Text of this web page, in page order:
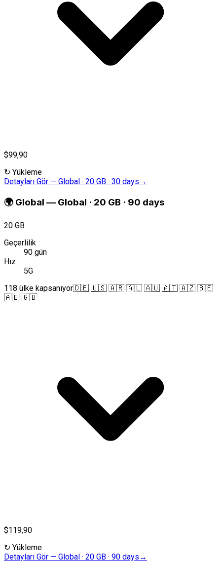
$99,90
↻ Yükleme
Detayları Gör — Global · 20 GB · 30 days →
🌍 Global — Global · 20 GB · 90 days
20 GB
Geçerlilik
90 gün
Hız
5G
118 ülke kapsanıyor🇩🇪 🇺🇸 🇦🇷 🇦🇱 🇦🇺 🇦🇹 🇦🇿 🇧🇪
🇦🇪 🇬🇧
$119,90
↻ Yükleme
Detayları Gör — Global · 20 GB · 90 days →